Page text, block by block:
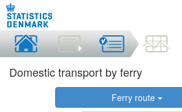
Domestic transport by ferry
Ferry route